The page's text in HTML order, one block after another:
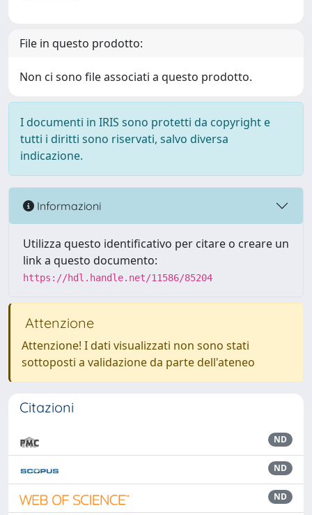
File in questo prodotto:
Non ci sono file associati a questo prodotto.
I documenti in IRIS sono protetti da copyright e
tutti i diritti sono riservati, salvo diversa
indicazione.
Informazioni
Utilizza questo identificativo per citare o creare un
link a questo documento:
https://hdl.handle.net/11586/85204
Attenzione
Attenzione! I dati visualizzati non sono stati
sottoposti a validazione da parte dell'ateneo
Citazioni
ND
ND
ND